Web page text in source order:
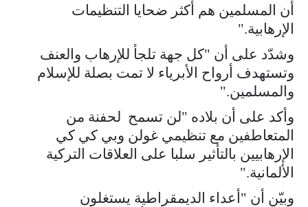
أن المسلمين هم أكثر ضحايا التنظيمات
الإرهابية."
وشدّد على أن "كل جهة تلجأ للإرهاب والعنف
وتستهدف أرواح الأبرياء لا تمت بصلة للإسلام
والمسلمين."
وأكد على أن بلاده "لن تسمح لحفنة من
المتعاطفين مع تنظيمي غولن وبي كي كي
الإرهابيين بالتأثير سلبا على العلاقات التركية
الألمانية."
وبيّن أن "أعداء الديمقراطية يستغلون